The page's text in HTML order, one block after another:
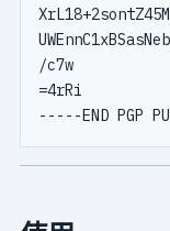
/c7w
=4rRi